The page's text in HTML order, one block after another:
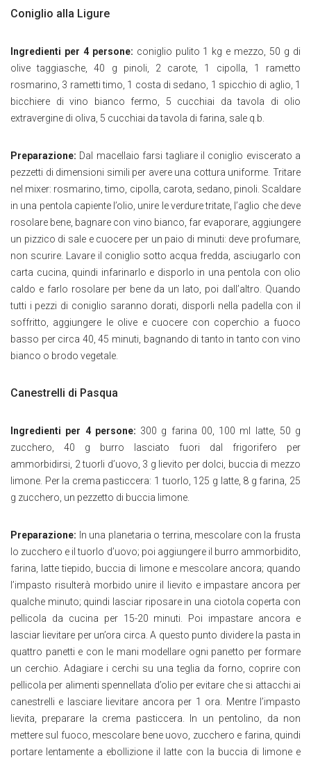
Coniglio alla Ligure
Ingredienti per 4 persone: coniglio pulito 1 kg e mezzo, 50 g di
olive taggiasche, 40 g pinoli, 2 carote, 1 cipolla, 1 rametto
rosmarino, 3 rametti timo, 1 costa di sedano, 1 spicchio di aglio, 1
bicchiere di vino bianco fermo, 5 cucchiai da tavola di olio
extravergine di oliva, 5 cucchiai da tavola di farina, sale q.b.
Preparazione: Dal macellaio farsi tagliare il coniglio eviscerato a
pezzetti di dimensioni simili per avere una cottura uniforme. Tritare
nel mixer: rosmarino, timo, cipolla, carota, sedano, pinoli. Scaldare
in una pentola capiente l’olio, unire le verdure tritate, l’aglio che deve
rosolare bene, bagnare con vino bianco, far evaporare, aggiungere
un pizzico di sale e cuocere per un paio di minuti: deve profumare,
non scurire. Lavare il coniglio sotto acqua fredda, asciugarlo con
carta cucina, quindi infarinarlo e disporlo in una pentola con olio
caldo e farlo rosolare per bene da un lato, poi dall’altro. Quando
tutti i pezzi di coniglio saranno dorati, disporli nella padella con il
soffritto, aggiungere le olive e cuocere con coperchio a fuoco
basso per circa 40, 45 minuti, bagnando di tanto in tanto con vino
bianco o brodo vegetale.
Canestrelli di Pasqua
Ingredienti per 4 persone: 300 g farina 00, 100 ml latte, 50 g
zucchero, 40 g burro lasciato fuori dal frigorifero per
ammorbidirsi, 2 tuorli d’uovo, 3 g lievito per dolci, buccia di mezzo
limone. Per la crema pasticcera: 1 tuorlo, 125 g latte, 8 g farina, 25
g zucchero, un pezzetto di buccia limone.
Preparazione: In una planetaria o terrina, mescolare con la frusta
lo zucchero e il tuorlo d’uovo; poi aggiungere il burro ammorbidito,
farina, latte tiepido, buccia di limone e mescolare ancora; quando
l’impasto risulterà morbido unire il lievito e impastare ancora per
qualche minuto; quindi lasciar riposare in una ciotola coperta con
pellicola da cucina per 15-20 minuti. Poi impastare ancora e
lasciar lievitare per un’ora circa. A questo punto dividere la pasta in
quattro panetti e con le mani modellare ogni panetto per formare
un cerchio. Adagiare i cerchi su una teglia da forno, coprire con
pellicola per alimenti spennellata d’olio per evitare che si attacchi ai
canestrelli e lasciare lievitare ancora per 1 ora. Mentre l’impasto
lievita, preparare la crema pasticcera. In un pentolino, da non
mettere sul fuoco, mescolare bene uovo, zucchero e farina, quindi
portare lentamente a ebollizione il latte con la buccia di limone e